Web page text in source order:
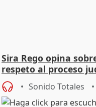
Sira Rego opina
respeto al proceso
Sonido Totales